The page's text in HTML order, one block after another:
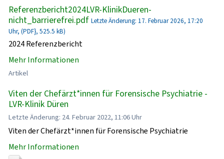
Referenzbericht2024LVR-KlinikDueren-
nicht_barrierefrei.pdf Letzte Änderung: 17. Februar 2026, 17:20
Uhr, (PDF}, 525.5 kB)
2024 Referenzbericht
Mehr Informationen
Artikel
Viten der Chefärzt*innen für Forensische Psychiatrie -
LVR-Klinik Düren
Letzte Änderung: 24. Februar 2022, 11:06 Uhr
Viten der Chefärzt*innen für Forensische Psychiatrie
Mehr Informationen